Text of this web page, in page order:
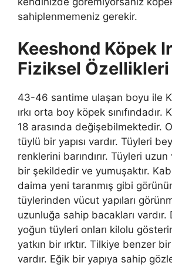
sahiplenmemeniz gerekir.
Keeshond Köpek
Fiziksel Özellikleri
43-46 santime ulaşan boyu ile
ırkı orta boy köpek sınıfındadır.
18 arasında değişebilmektedir.
tüylü bir yapısı vardır. Tüyleri
renklerini barındırır. Tüyleri
bir şekildedir ve yumuşaktır.
daima yeni taranmış gibi
tüylerinden vücut yapıları
uzunluğa sahip bacakları vardır.
yoğun tüyleri onları kilolu
yatkın bir ırktır. Tilkiye benzer bir
vardır. Eğik bir yapıya sahip